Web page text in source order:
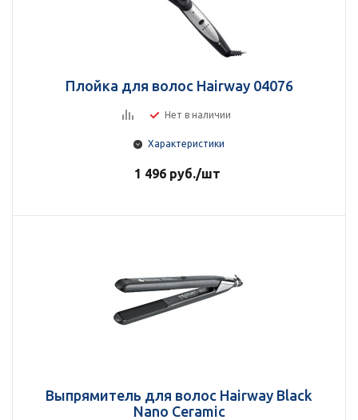
Плойка для волос Hairway 04076
Нет в наличии
Характеристики
1 496 руб./шт
Выпрямитель для волос Hairway Black
Nano Ceramic